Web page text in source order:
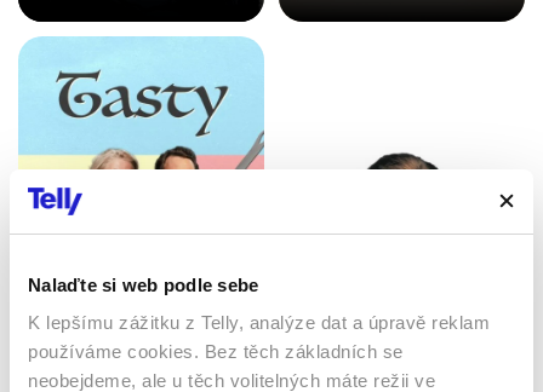
Nalaďte si web podle sebe
K lepšímu zážitku z Telly, analýze dat a úpravě reklam
používáme cookies. Bez těch základních se
neobejdeme, ale u těch volitelných máte režii ve
2024 | Estonsko, Litva |
108 min
Filmy / Komedie
Lhář, lhář
1997 | USA | 83 min
Filmy / Komedie